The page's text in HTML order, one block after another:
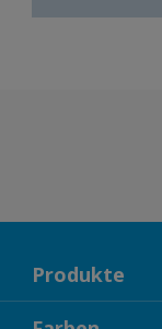
Produkte
FASSADENFARBEN